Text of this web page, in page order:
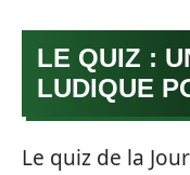
LE QUIZ :
LUDIQUE
Le quiz de la